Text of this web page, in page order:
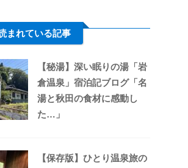
まれている記事
【秘湯】深い眠りの湯「岩
倉温泉」宿泊記ブログ「名
湯と秋田の食材に感動し
た…」
【保存版】ひとり温泉旅の